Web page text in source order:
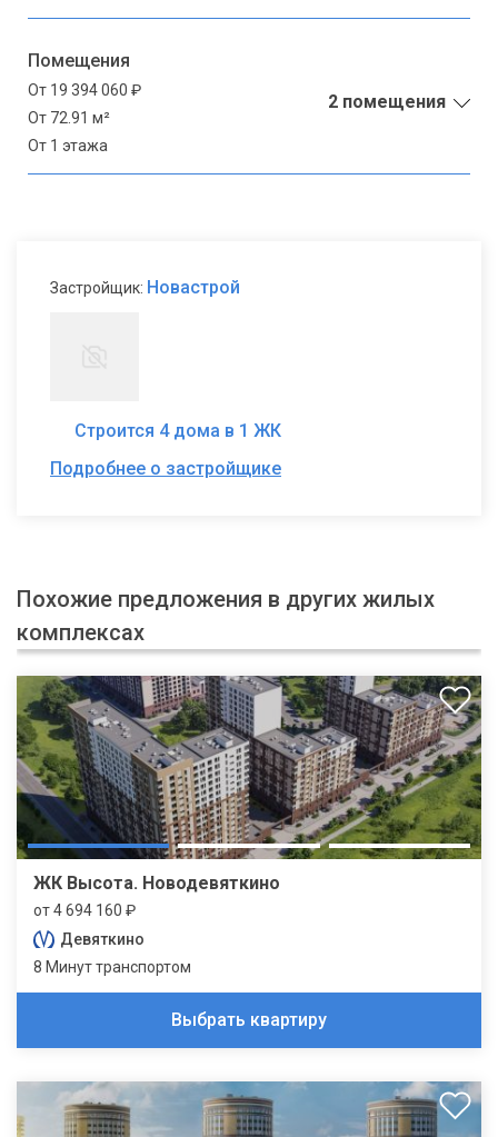
Помещения
От 19 394 060 ₽
От 72.91 м²
От 1 этажа
2 помещения
Застройщик: Новастрой
Строится 4 дома в 1 ЖК
Подробнее о застройщике
Похожие предложения в других жилых
комплексах
ЖК Высота. Новодевяткино
от 4 694 160 ₽
Девяткино
8 Минут транспортом
Выбрать квартиру